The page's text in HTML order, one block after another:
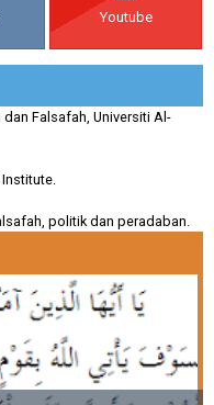
Youtube
Falsafah, Universiti Al-
politik dan peradaban.